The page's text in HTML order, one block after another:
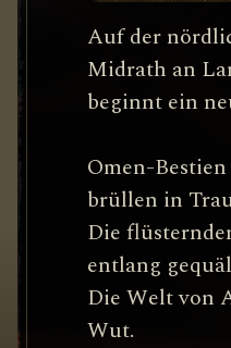
Auf der
Midrath an
beginnt ein
Omen-
brüllen in
Die
entlang
Die Welt von
Wut.